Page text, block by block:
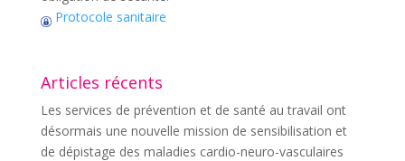
Protocole sanitaire
Articles récents
Les services de prévention et de santé au travail ont
désormais une nouvelle mission de sensibilisation et
de dépistage des maladies cardio-neuro-vasculaires